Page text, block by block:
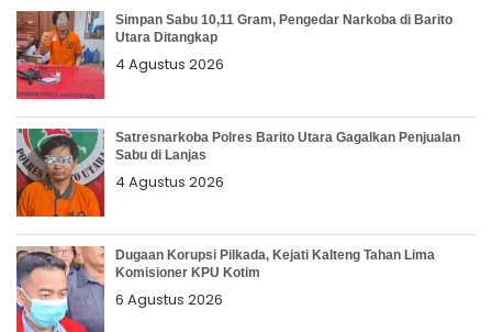
Simpan Sabu 10,11 Gram, Pengedar Narkoba di Barito
Utara Ditangkap
4 Agustus 2026
Satresnarkoba Polres Barito Utara Gagalkan Penjualan
Sabu di Lanjas
4 Agustus 2026
Dugaan Korupsi Pilkada, Kejati Kalteng Tahan Lima
Komisioner KPU Kotim
6 Agustus 2026